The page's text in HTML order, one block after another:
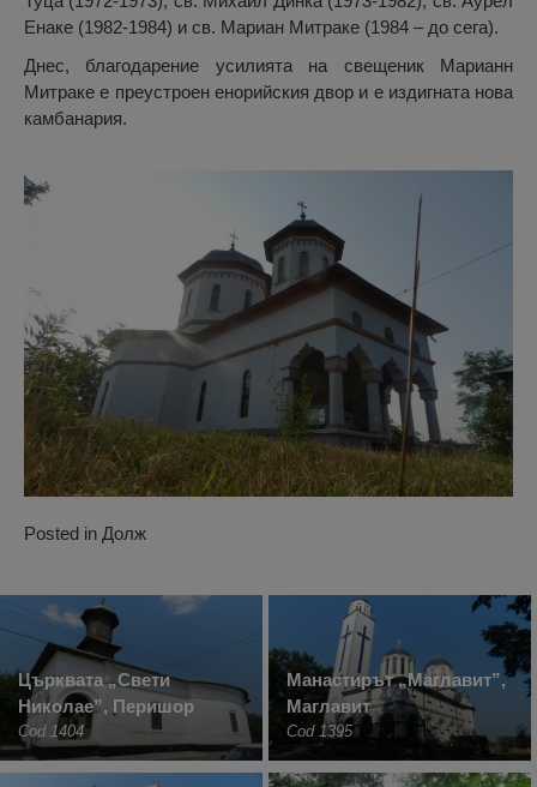
Енаке (1982-1984) и св. Мариан Митраке (1984 – до сега).
Днес, благодарение усилията на свещеник Марианн
Митраке е преустроен енорийския двор и е издигната нова
камбанария.
Posted in Долж
Църквата „Свети
Николае”, Перишор
Cod 1404
Манастирът „Маглавит”,
Маглавит
Cod 1395